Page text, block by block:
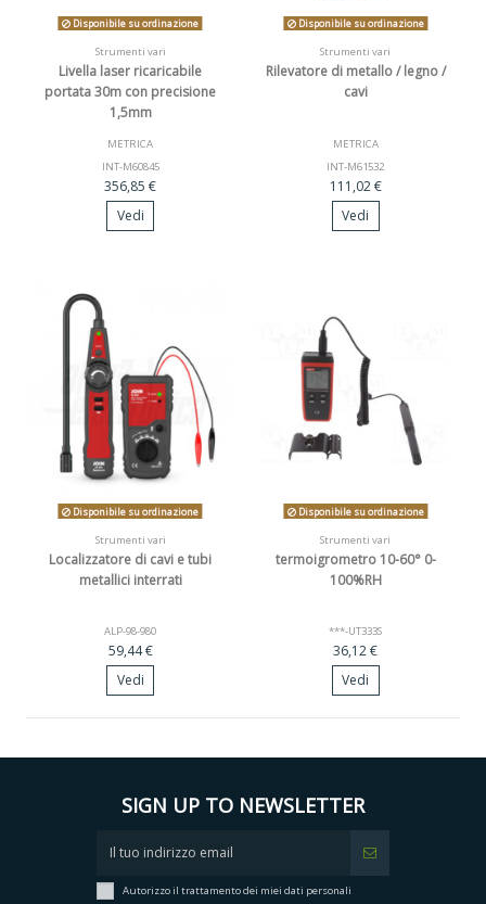
Disponibile su ordinazione
Strumenti vari
Livella laser ricaricabile
portata 30m con precisione
1,5mm
METRICA
INT-M60845
356,85 €
Vedi
Disponibile su ordinazione
Strumenti vari
Rilevatore di metallo / legno /
cavi
METRICA
INT-M61532
111,02 €
Vedi
Disponibile su ordinazione
Strumenti vari
Localizzatore di cavi e tubi
metallici interrati
ALP-98-980
59,44 €
Vedi
Disponibile su ordinazione
Strumenti vari
termoigrometro 10-60° 0-
100%RH
***-UT333S
36,12 €
Vedi
SIGN UP TO NEWSLETTER
Autorizzo il trattamento dei miei dati personali